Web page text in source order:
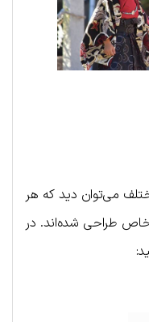
می‌توان دید که هر
طراحی شده‌اند. در